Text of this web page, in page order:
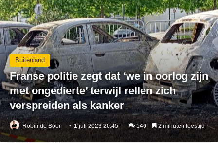
Buitenland
Franse politie zegt dat ‘we in oorlog zijn
met ongedierte’ terwijl rellen zich
verspreiden als kanker
Robin de Boer 1 juli 2023 20:45 146 2 minuten leestijd